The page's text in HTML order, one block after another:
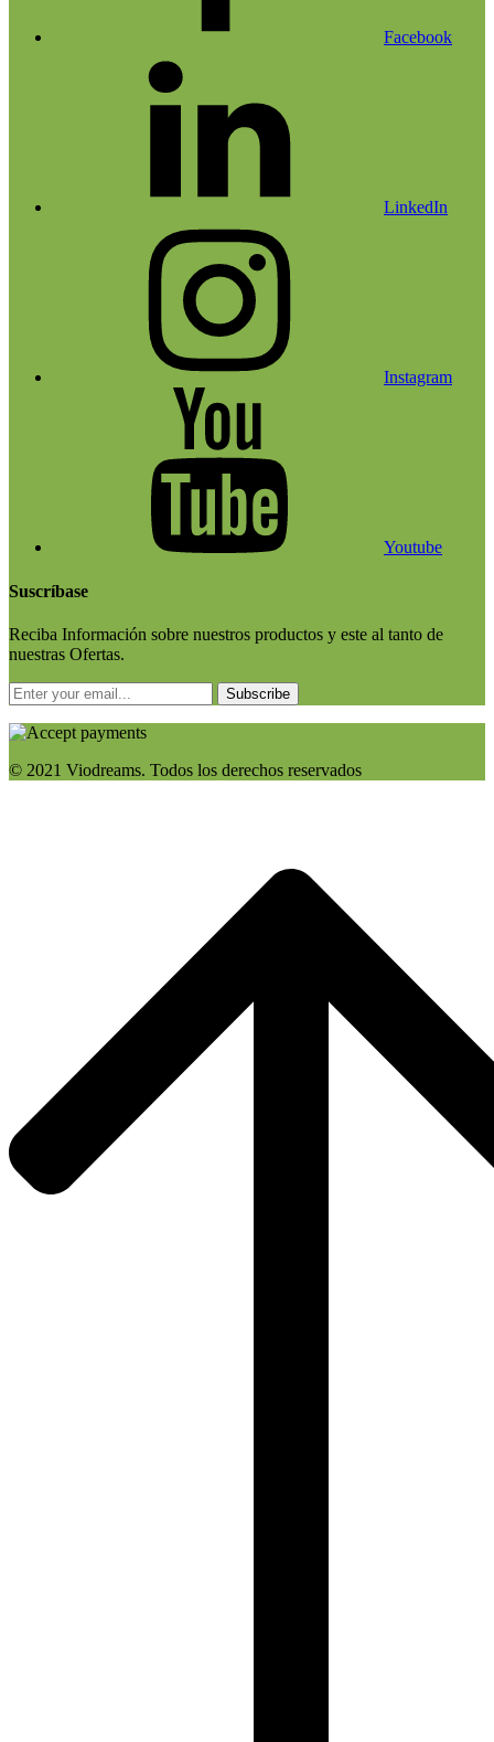
Facebook
LinkedIn
Instagram
Youtube
Suscríbase
Reciba Información sobre nuestros productos y este al tanto de
nuestras Ofertas.
Subscribe
© 2021 Viodreams. Todos los derechos reservados